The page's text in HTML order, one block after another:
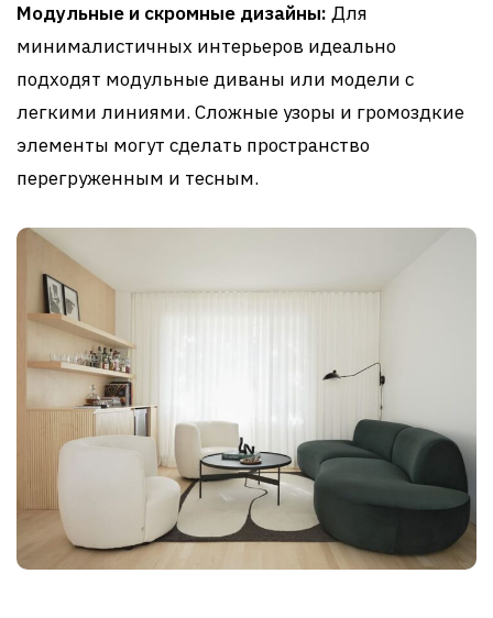
Модульные и скромные дизайны: Для
минималистичных интерьеров идеально
подходят модульные диваны или модели с
легкими линиями. Сложные узоры и громоздкие
элементы могут сделать пространство
перегруженным и тесным.